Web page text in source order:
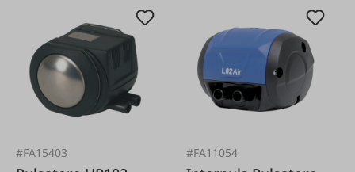
#FA15403 #FA11054